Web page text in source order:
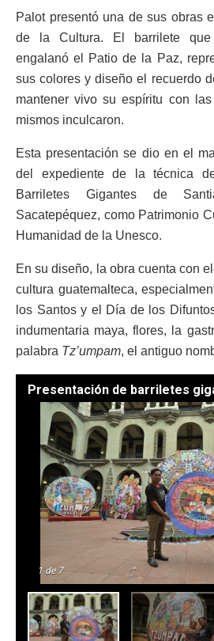
Palot presentó una de sus obras
de la Cultura. El barrilete
engalanó el Patio de la Paz,
sus colores y diseño el recuerdo
mantener vivo su espíritu con
mismos inculcaron.
Esta presentación se dio en el
del expediente de la técnica
Barriletes Gigantes de
Sacatepéquez, como Patrimonio
Humanidad de la Unesco.
En su diseño, la obra cuenta con
cultura guatemalteca,
los Santos y el Día de los
indumentaria maya, flores, la
palabra Tz’umpam, el antiguo
1 de 7